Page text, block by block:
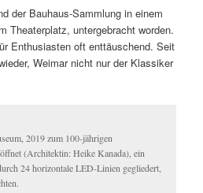
der Bauhaus-Sammlung in einem
Theaterplatz, untergebracht worden.
Enthusiasten oft enttäuschend. Seit
Weimar nicht nur der Klassiker
2019 zum 100-jährigen
(Architektin: Heike Kanada), ein
24 horizontale LED-Linien gegliedert,